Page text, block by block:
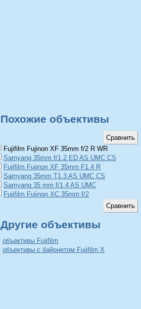
Похожие объективы
Fujifilm Fujinon XF 35mm f/2 R WR
Samyang 35mm f/1.2 ED AS UMC CS
Fujifilm Fujinon XF 35mm F1.4 R
Samyang 35mm T1.3 AS UMC CS
Samyang 35 mm f/1.4 AS UMC
Fujifilm Fujinon XC 35mm f/2
Другие объективы
объективы Fujifilm
объективы с байонетом Fujifilm X